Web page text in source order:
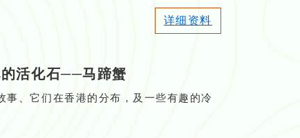
详细资料
活化石──马蹄蟹
事、它们在香港的分布，及一些有趣的冷